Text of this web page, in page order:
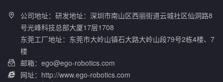

公司地址：研发地址：深圳市南山区西丽街道云城社区仙洞路8
号光峰科技总部大厦17层1708
东莞工厂地址：东莞市大岭山镇石大路大岭山段79号2栋4楼、7
楼
 邮箱：ego@ego-robotics.com
 网址：http://www.ego-robotics.com